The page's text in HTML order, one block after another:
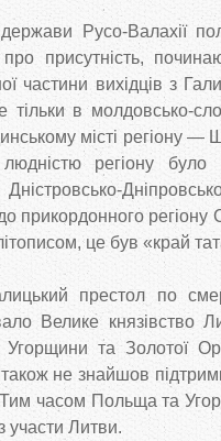
Русо-Валахії
про присутність,
частини вихідців з
тільки в молдовсько-
місті регіону
регіону було
прикордонного регіону
це був «край
престол по
Велике князівство
Угорщини та Золотої
не знайшов
часом Польща та
участи Литви.